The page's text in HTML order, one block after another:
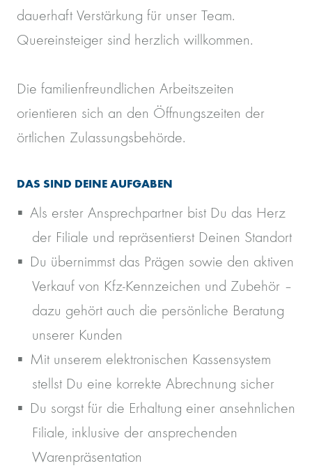
dauerhaft Verstärkung für unser Team.
Quereinsteiger sind herzlich willkommen.
Die familienfreundlichen Arbeitszeiten
orientieren sich an den Öffnungszeiten der
örtlichen Zulassungsbehörde.
DAS SIND DEINE AUFGABEN
Als erster Ansprechpartner bist Du das Herz
der Filiale und repräsentierst Deinen Standort
Du übernimmst das Prägen sowie den aktiven
Verkauf von Kfz-Kennzeichen und Zubehör –
dazu gehört auch die persönliche Beratung
unserer Kunden
Mit unserem elektronischen Kassensystem
stellst Du eine korrekte Abrechnung sicher
Du sorgst für die Erhaltung einer ansehnlichen
Filiale, inklusive der ansprechenden
Warenpräsentation